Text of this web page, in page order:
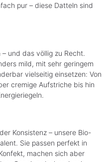
pur – diese Datteln sind
und das völlig zu Recht.
mild, mit sehr geringem
vielseitig einsetzen: Von
cremige Aufstriche bis hin
Konsistenz – unsere Bio-
Sie passen perfekt in
machen sich aber